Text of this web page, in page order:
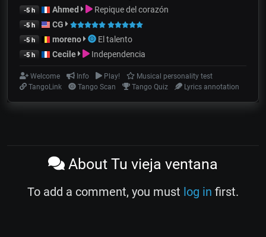
-5 h Ahmed Repique del corazón
-5 h CG
-5 h moreno El talento
-5 h Cecile Independencia
Welcome Info Play!
Musical personality test
TangoLink
Tango Scan Tango Quiz Lyrics annotation
About Tu vieja ventana
To add a comment, you must log in first.